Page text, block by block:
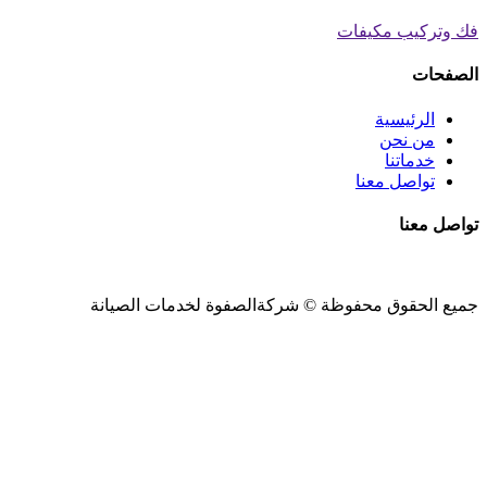
فك وتركيب مكيفات
الصفحات
الرئيسية
من نحن
خدماتنا
تواصل معنا
تواصل معنا
جميع الحقوق محفوظة © شركةالصفوة لخدمات الصيانة